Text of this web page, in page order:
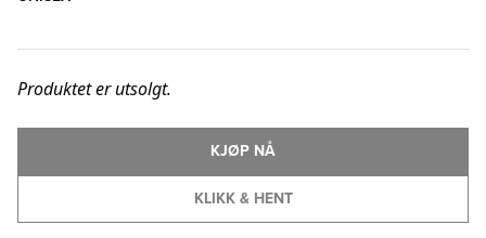
Produktet er utsolgt.
KLIKK & HENT
KJØP NÅ